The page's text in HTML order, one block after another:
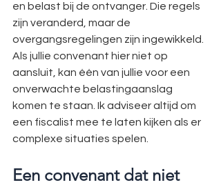
en belast bij de ontvanger. Die regels
zijn veranderd, maar de
overgangsregelingen zijn ingewikkeld.
Als jullie convenant hier niet op
aansluit, kan één van jullie voor een
onverwachte belastingaanslag
komen te staan. Ik adviseer altijd om
een fiscalist mee te laten kijken als er
complexe situaties spelen.
Een convenant dat niet